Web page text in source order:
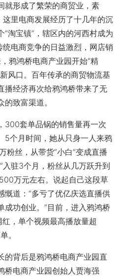
形成了繁荣的商贸业，素
这里电商发展经历了十几年的沉
淘宝镇”，辖区内的河西村成为
统电商竞争的日益激烈，网店销
鸦鸿桥电商产业园开始“精
风口。百年传承的商贸物流基
播经济再次给鸦鸿桥带来了无
致富渠道。
套单品锅的销售量再一次
5个月时间，她从只身一人来鸦
粉丝，从带货“小白”变成直播
入驻3个月，粉丝从几万跃升到
万元左右。说起自己这段草
慨道：“多亏了优亿庆选直播供
成功创业。”目前，进入鸦鸿桥
，单个视频最高播放量超
。
背后是鸦鸿桥电商产业园直
桥电商产业园创始人贾海强